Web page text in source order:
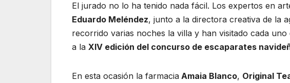
El jurado no lo ha tenido nada fácil. Los expertos en
Eduardo Meléndez, junto a la directora creativa de la
recorrido varias noches la villa y han visitado cada
a la XIV edición del concurso de escaparates
En esta ocasión la farmacia Amaia Blanco, Original